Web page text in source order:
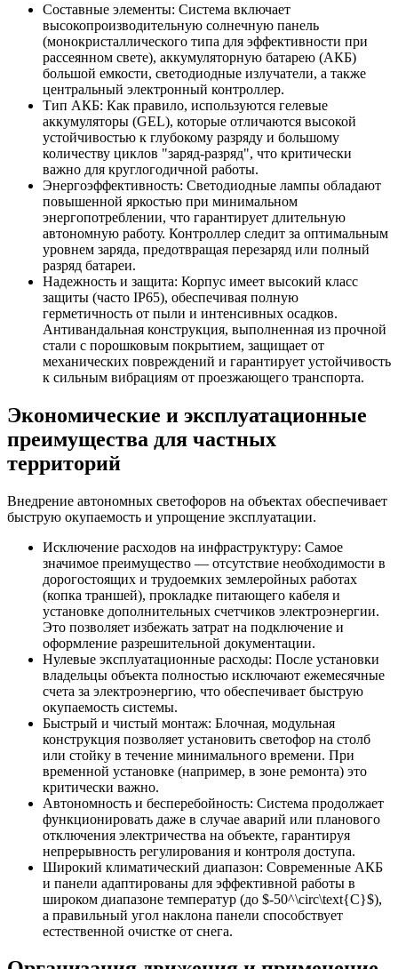
Составные элементы: Система включает
высокопроизводительную солнечную панель
(монокристаллического типа для эффективности при
рассеянном свете), аккумуляторную батарею (АКБ)
большой емкости, светодиодные излучатели, а также
центральный электронный контроллер.
Тип АКБ: Как правило, используются гелевые
аккумуляторы (GEL), которые отличаются высокой
устойчивостью к глубокому разряду и большому
количеству циклов "заряд-разряд", что критически
важно для круглогодичной работы.
Энергоэффективность: Светодиодные лампы обладают
повышенной яркостью при минимальном
энергопотреблении, что гарантирует длительную
автономную работу. Контроллер следит за оптимальным
уровнем заряда, предотвращая перезаряд или полный
разряд батареи.
Надежность и защита: Корпус имеет высокий класс
защиты (часто IP65), обеспечивая полную
герметичность от пыли и интенсивных осадков.
Антивандальная конструкция, выполненная из прочной
стали с порошковым покрытием, защищает от
механических повреждений и гарантирует устойчивость
к сильным вибрациям от проезжающего транспорта.
Экономические и эксплуатационные
преимущества для частных
территорий
Внедрение автономных светофоров на объектах обеспечивает
быструю окупаемость и упрощение эксплуатации.
Исключение расходов на инфраструктуру: Самое
значимое преимущество — отсутствие необходимости в
дорогостоящих и трудоемких землеройных работах
(копка траншей), прокладке питающего кабеля и
установке дополнительных счетчиков электроэнергии.
Это позволяет избежать затрат на подключение и
оформление разрешительной документации.
Нулевые эксплуатационные расходы: После установки
владельцы объекта полностью исключают ежемесячные
счета за электроэнергию, что обеспечивает быструю
окупаемость системы.
Быстрый и чистый монтаж: Блочная, модульная
конструкция позволяет установить светофор на столб
или стойку в течение минимального времени. При
временной установке (например, в зоне ремонта) это
критически важно.
Автономность и бесперебойность: Система продолжает
функционировать даже в случае аварий или планового
отключения электричества на объекте, гарантируя
непрерывность регулирования и контроля доступа.
Широкий климатический диапазон: Современные АКБ
и панели адаптированы для эффективной работы в
широком диапазоне температур (до $-50^\circ\text{C}$),
а правильный угол наклона панели способствует
естественной очистке от снега.